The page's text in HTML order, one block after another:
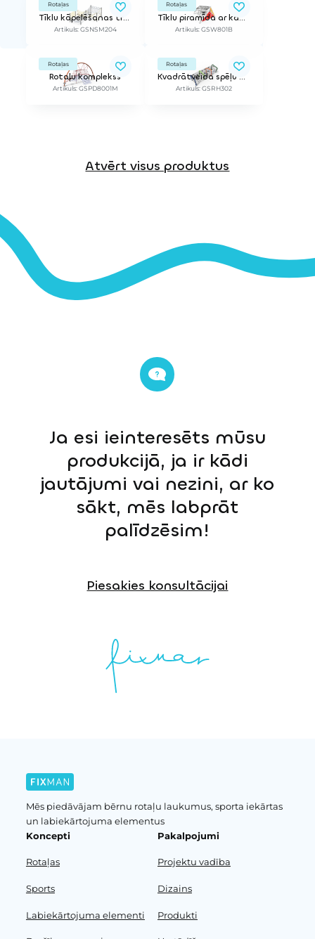
Rotaļas
Tīklu kāpelēšanas trase Netscape
Artikuls: GSNSM204
Rotaļas
Tīklu piramīda ar kāpšanas sienu
Artikuls: GSW801B
Rotaļas
Rotaļu komplekss
Artikuls: GSPD8001M
Rotaļas
Kvadrātveida spēļu komplekss no tīkla
Artikuls: GSRH302
Atvērt visus produktus
Ja esi ieinteresēts mūsu
produkcijā, ja ir kādi
jautājumi vai nezini, ar ko
sākt, mēs labprāt
palīdzēsim!
Piesakies konsultācijai
Mēs piedāvājam bērnu rotaļu laukumus, sporta iekārtas
un labiekārtojuma elementus
Koncepti
Rotaļas
Sports
Labiekārtojuma elementi
Pakalpojumi
Projektu vadība
Dizains
Produkti